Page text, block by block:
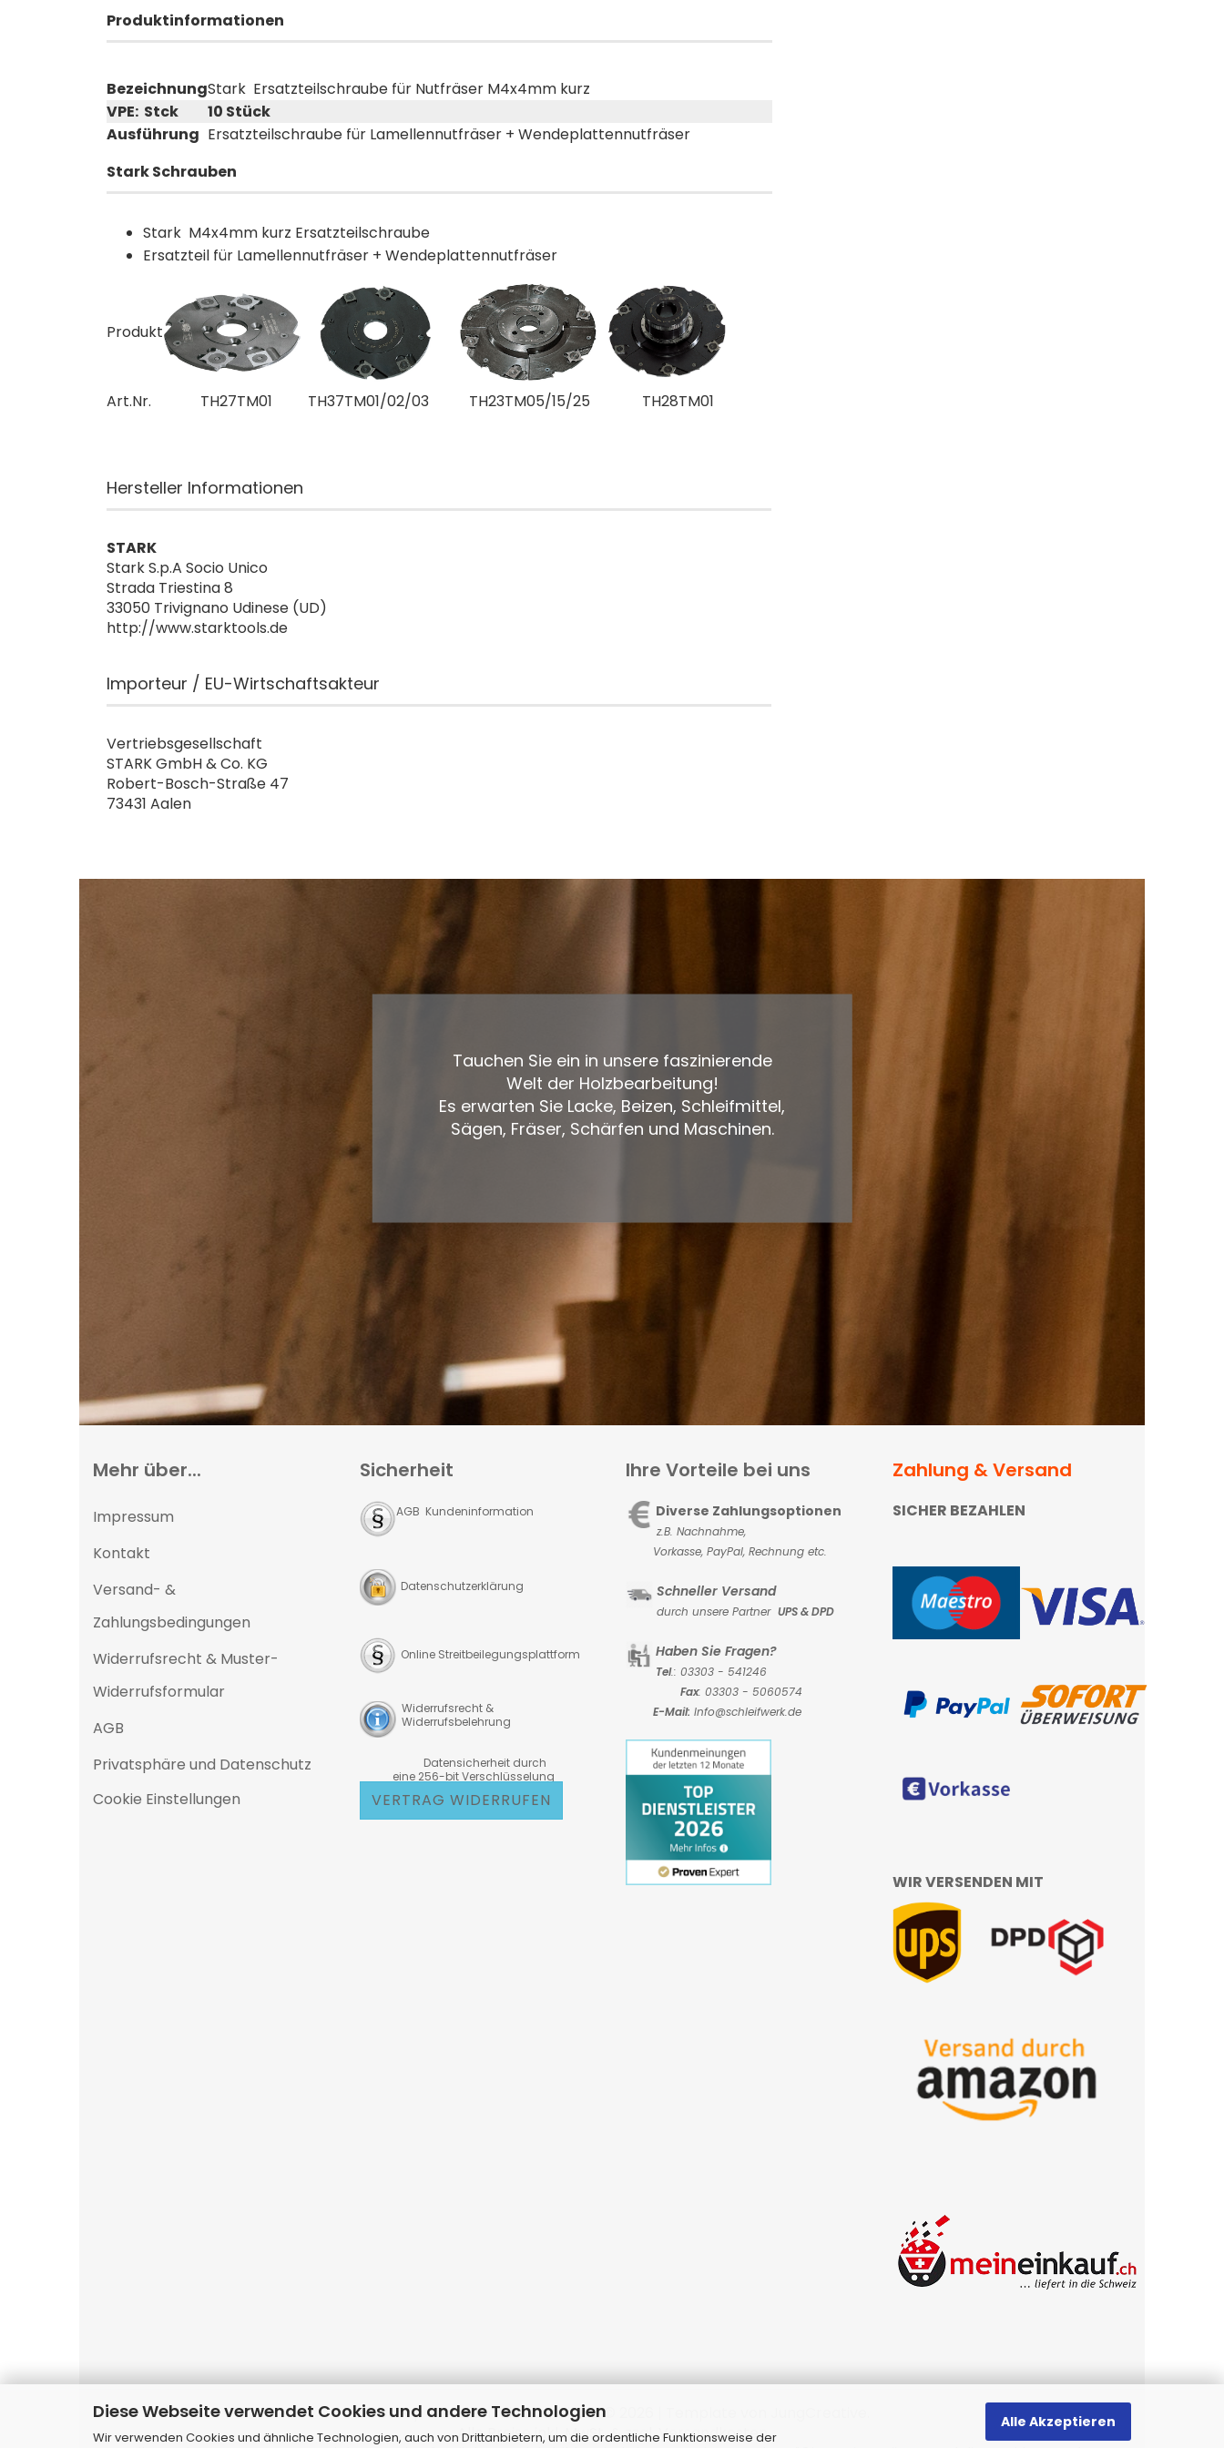
Diese Webseite verwendet Cookies und andere Technologien
Wir verwenden Cookies und ähnliche Technologien, auch von Drittanbietern, um die ordentliche Funktionsweise der
Alle Akzeptieren
Produktinformationen
BezeichnungStark Ersatzteilschraube für Nutfräser M4x4mm kurz
VPE: Stck
10 Stück
Ausführung Ersatzteilschraube für Lamellennutfräser + Wendeplattennutfräser
Stark Schrauben
Stark M4x4mm kurz Ersatzteilschraube
Ersatzteil für Lamellennutfräser + Wendeplattennutfräser
Produkt
Art.Nr. TH27TM01 TH37TM01/02/03 TH23TM05/15/25 TH28TM01
Hersteller Informationen
STARK
Stark S.p.A Socio Unico
Strada Triestina 8
33050 Trivignano Udinese (UD)
http://www.starktools.de
Importeur / EU-Wirtschaftsakteur
Vertriebsgesellschaft
STARK GmbH & Co. KG
Robert-Bosch-Straße 47
73431 Aalen
Tauchen Sie ein in unsere faszinierende
Welt der Holzbearbeitung!
Es erwarten Sie Lacke, Beizen, Schleifmittel,
Sägen, Fräser, Schärfen und Maschinen.
Mehr über...
Impressum
Kontakt
Versand- &
Zahlungsbedingungen
Widerrufsrecht & Muster-
Widerrufsformular
AGB
Privatsphäre und Datenschutz
Cookie Einstellungen
Sicherheit
AGB Kundeninformation
Datenschutzerklärung
Online Streitbeilegungsplattform
Widerrufsrecht &
Widerrufsbelehrung
Datensicherheit durch
eine 256-bit Verschlüsselung
VERTRAG WIDERRUFEN
Ihre Vorteile bei uns
Diverse Zahlungsoptionen
z.B. Nachnahme,
Vorkasse, PayPal, Rechnung etc.
Schneller Versand
durch unsere Partner UPS & DPD
Haben Sie Fragen?
Tel.: 03303 - 541246
Fax: 03303 - 5060574
E-Mail: Info@schleifwerk.de
Zahlung & Versand
SICHER BEZAHLEN
WIR VERSENDEN MIT
Webshop erstellen mit Gambio.de © 2026 | Template von
Alle Preise inkl. MwSt. & zzgl. Versandkosten